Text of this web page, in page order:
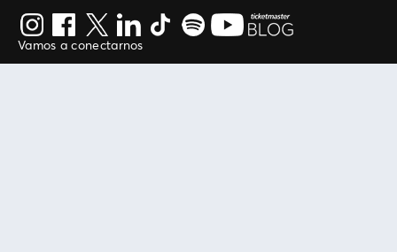
Vamos a conectarnos